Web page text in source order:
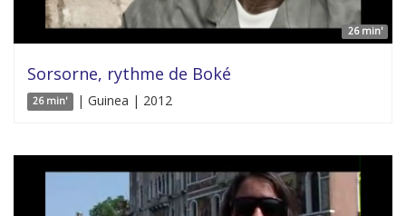
26 min'
Sorsorne, rythme de Boké
26 min' | Guinea | 2012